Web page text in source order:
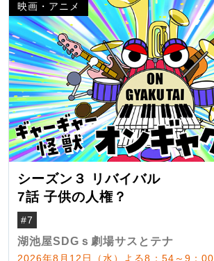
映画・アニメ
シーズン３ リバイバル
7話 子供の人権？
#7
湖池屋SDGｓ劇場サスとテナ
2026年8月12日（水）よる8：54～9：00